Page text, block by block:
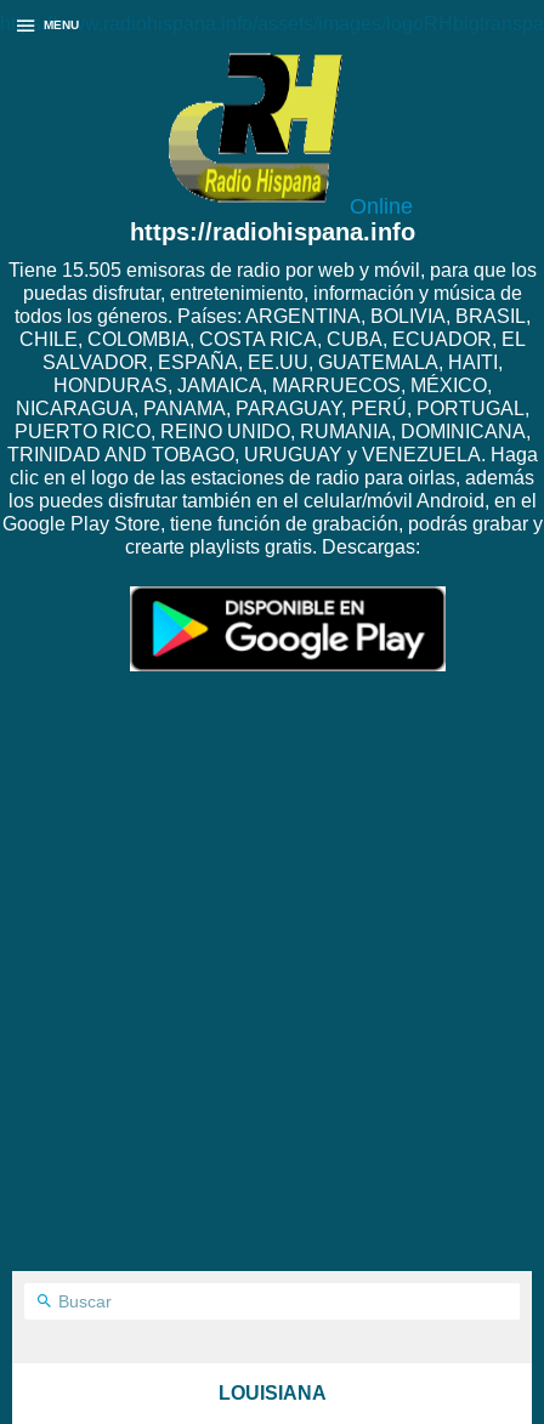
https://www.radiohispana.info/assets/images/
Online
https://radiohispana.info
Tiene 15.505 emisoras de radio por web y móvil, para que los
puedas disfrutar, entretenimiento, información y música de
todos los géneros. Países: ARGENTINA, BOLIVIA, BRASIL,
CHILE, COLOMBIA, COSTA RICA, CUBA, ECUADOR, EL
SALVADOR, ESPAÑA, EE.UU, GUATEMALA, HAITI,
HONDURAS, JAMAICA, MARRUECOS, MÉXICO,
NICARAGUA, PANAMA, PARAGUAY, PERÚ, PORTUGAL,
PUERTO RICO, REINO UNIDO, RUMANIA, DOMINICANA,
TRINIDAD AND TOBAGO, URUGUAY y VENEZUELA. Haga
clic en el logo de las estaciones de radio para oirlas, además
los puedes disfrutar también en el celular/móvil Android, en el
Google Play Store, tiene función de grabación, podrás grabar y
crearte playlists gratis. Descargas:
MENU
LOUISIANA